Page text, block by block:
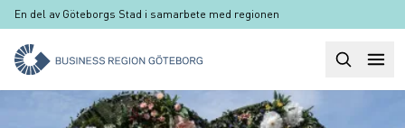
Hoppa till huvudinnehåll
En del av Göteborgs Stad i samarbete med regionen
Sök